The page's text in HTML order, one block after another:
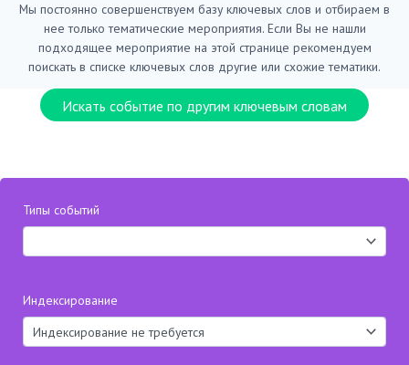
Мы постоянно совершенствуем базу ключевых слов и отбираем в
нее только тематические мероприятия. Если Вы не нашли
подходящее мероприятие на этой странице рекомендуем
поискать в списке ключевых слов другие или схожие тематики.
Искать событие по другим ключевым словам
Типы событий
Индексирование